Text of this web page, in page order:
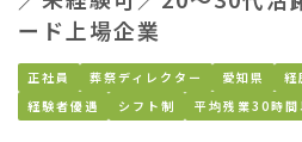
ード上場企業
正社員 葬祭ディレクター 愛知県 経
経験者優遇
シフト制 平均残業30時間